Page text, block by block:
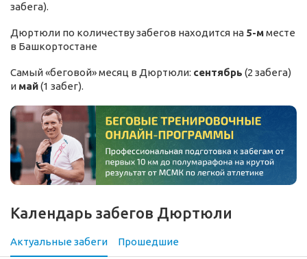
забега).
Дюртюли по количеству забегов находится на 5-мместе
в Башкортостане
Самый «беговой» месяц в Дюртюли: сентябрь (2 забега)
и май(1 забег).
Календарь забегов Дюртюли
Актуальные забеги Прошедшие